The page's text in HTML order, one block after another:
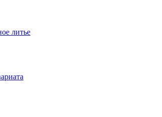
литье